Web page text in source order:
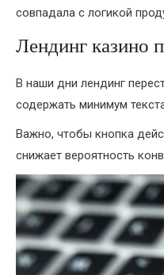
совпадала с логикой
Лендинг казино
В наши дни лендинг
содержать минимум
Важно, чтобы кнопка
снижает вероятность